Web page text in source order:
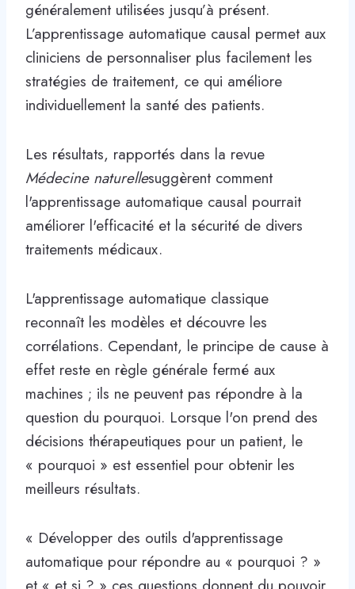
généralement utilisées jusqu’à présent.
L’apprentissage automatique causal permet aux
cliniciens de personnaliser plus facilement les
stratégies de traitement, ce qui améliore
individuellement la santé des patients.
Les résultats, rapportés dans la revue
Médecine naturellesuggèrent comment
l'apprentissage automatique causal pourrait
améliorer l'efficacité et la sécurité de divers
traitements médicaux.
L'apprentissage automatique classique
reconnaît les modèles et découvre les
corrélations. Cependant, le principe de cause à
effet reste en règle générale fermé aux
machines ; ils ne peuvent pas répondre à la
question du pourquoi. Lorsque l'on prend des
décisions thérapeutiques pour un patient, le
« pourquoi » est essentiel pour obtenir les
meilleurs résultats.
« Développer des outils d'apprentissage
automatique pour répondre au « pourquoi ? »